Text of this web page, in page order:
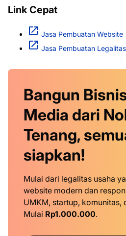
Link Cepat
Jasa Pembuatan Website
Jasa Pembuatan Legalitas
Bangun
Media dari
Tenang,
siapkan!
Mulai dari legalitas usaha
website modern dan
UMKM, startup, komunitas,
Mulai Rp1.000.000.